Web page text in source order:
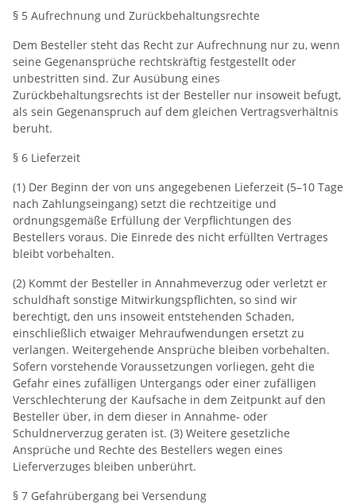
§ 5 Aufrechnung und Zurückbehaltungsrechte
Dem Besteller steht das Recht zur Aufrechnung nur zu, wenn
seine Gegenansprüche rechtskräftig festgestellt oder
unbestritten sind. Zur Ausübung eines
Zurückbehaltungsrechts ist der Besteller nur insoweit befugt,
als sein Gegenanspruch auf dem gleichen Vertragsverhältnis
beruht.
§ 6 Lieferzeit
(1) Der Beginn der von uns angegebenen Lieferzeit (5–10 Tage
nach Zahlungseingang) setzt die rechtzeitige und
ordnungsgemäße Erfüllung der Verpflichtungen des
Bestellers voraus. Die Einrede des nicht erfüllten Vertrages
bleibt vorbehalten.
(2) Kommt der Besteller in Annahmeverzug oder verletzt er
schuldhaft sonstige Mitwirkungspflichten, so sind wir
berechtigt, den uns insoweit entstehenden Schaden,
einschließlich etwaiger Mehraufwendungen ersetzt zu
verlangen. Weitergehende Ansprüche bleiben vorbehalten.
Sofern vorstehende Voraussetzungen vorliegen, geht die
Gefahr eines zufälligen Untergangs oder einer zufälligen
Verschlechterung der Kaufsache in dem Zeitpunkt auf den
Besteller über, in dem dieser in Annahme‐ oder
Schuldnerverzug geraten ist. (3) Weitere gesetzliche
Ansprüche und Rechte des Bestellers wegen eines
Lieferverzuges bleiben unberührt.
§ 7 Gefahrübergang bei Versendung